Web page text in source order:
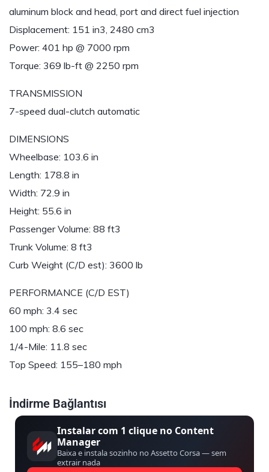
aluminum block and head, port and direct fuel injection
Displacement: 151 in3, 2480 cm3
Power: 401 hp @ 7000 rpm
Torque: 369 lb-ft @ 2250 rpm
TRANSMISSION
7-speed dual-clutch automatic
DIMENSIONS
Wheelbase: 103.6 in
Length: 178.8 in
Width: 72.9 in
Height: 55.6 in
Passenger Volume: 88 ft3
Trunk Volume: 8 ft3
Curb Weight (C/D est): 3600 lb
PERFORMANCE (C/D EST)
60 mph: 3.4 sec
100 mph: 8.6 sec
1/4-Mile: 11.8 sec
Top Speed: 155–180 mph
İndirme Bağlantısı
Instalar com 1 clique no Content
Manager
Baixa e instala sozinho no Assetto Corsa — sem
extrair nada